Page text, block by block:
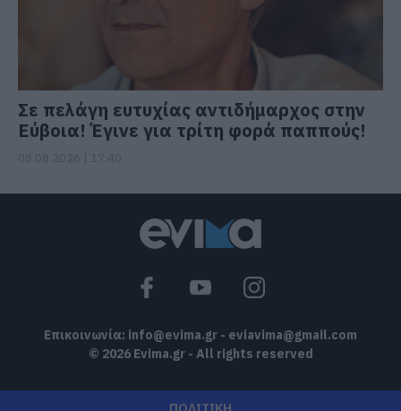
Σε πελάγη ευτυχίας αντιδήμαρχος στην
Εύβοια! Έγινε για τρίτη φορά παππούς!
Επικοινωνία: info@evima.gr - eviavima@gmail.com
© 2026 Evima.gr - All rights reserved